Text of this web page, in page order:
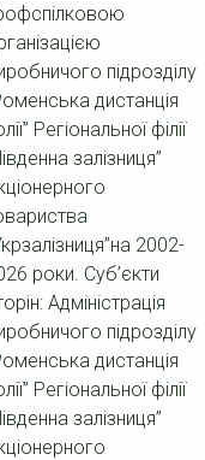
підрозділу
дистанція
Регіональної філії
залізниця”
2002-
роки. Суб’єкти
Адміністрація
підрозділу
дистанція
Регіональної філії
залізниця”